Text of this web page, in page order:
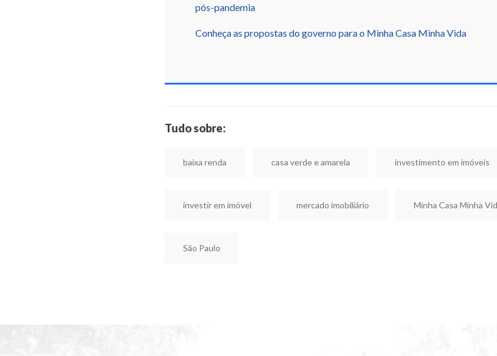
pós-pandemia
Conheça as propostas do governo para o Minha Casa Minha Vida
Tudo sobre:
baixa renda casa verde e amarela investimento em imóveis
investir em imóvel mercado imobiliário Minha Casa Minha
São Paulo